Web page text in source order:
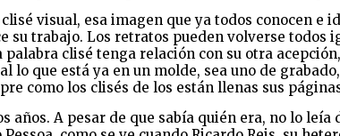
visual, esa imagen que ya todos conocen e
trabajo. Los retratos pueden volverse todos
clisé tenga relación con su otra
que está ya en un molde, sea uno de
como los clisés de los están llenas sus
A pesar de que sabía quién era, no lo